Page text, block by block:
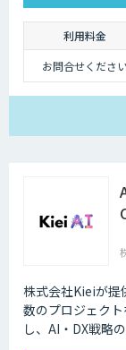
利用料金
お問合せくださ
株式会社Kieiが提
数のプロジェク
し、AI・DX戦略